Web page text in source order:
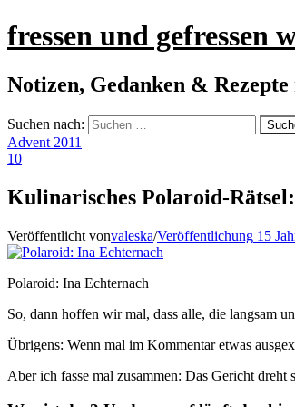
fressen und gefressen
Notizen, Gedanken & Rezepte
Suchen nach:
Advent 2011
10
Kulinarisches Polaroid-
Veröffentlicht vonvaleska/Veröffentlichung 15
Polaroid: Ina Echternach
So, dann hoffen wir mal, dass alle, die langsam
Übrigens: Wenn mal im Kommentar etwas
Aber ich fasse mal zusammen: Das Gericht